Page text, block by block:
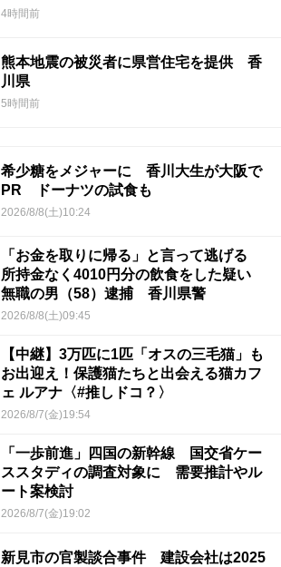
4時間前
熊本地震の被災者に県営住宅を提供 香
川県
5時間前
希少糖をメジャーに 香川大生が大阪で
PR ドーナツの試食も
2026/8/8(土)10:24
「お金を取りに帰る」と言って逃げる
所持金なく4010円分の飲食をした疑い
無職の男（58）逮捕 香川県警
2026/8/8(土)09:45
【中継】3万匹に1匹「オスの三毛猫」も
お出迎え！保護猫たちと出会える猫カフ
ェ ルアナ〈#推しドコ？〉
2026/8/7(金)19:54
「一歩前進」四国の新幹線 国交省ケー
ススタディの調査対象に 需要推計やル
ート案検討
2026/8/7(金)19:02
新見市の官製談合事件 建設会社は2025